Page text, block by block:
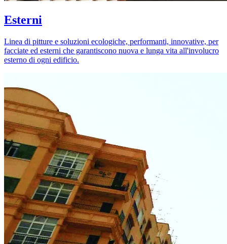
Esterni
Linea di pitture e soluzioni ecologiche, performanti, innovative, per
facciate ed esterni che garantiscono nuova e lunga vita all'involucro
esterno di ogni edificio.